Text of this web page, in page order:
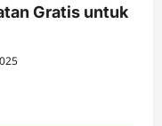
Gratis untuk